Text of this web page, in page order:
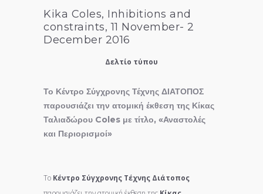
Kika Coles, Inhibitions and
constraints, 11 November- 2
December 2016
Δελτίο τύπου
Το Κέντρο Σύγχρονης Τέχνης ΔΙΑΤΟΠΟΣ
παρουσιάζει την ατομική έκθεση της Κίκας
Ταλιαδώρου Coles με τίτλο, «Αναστολές
και Περιορισμοί»
Το Κέντρο Σύγχρονης Τέχνης Διάτοπος